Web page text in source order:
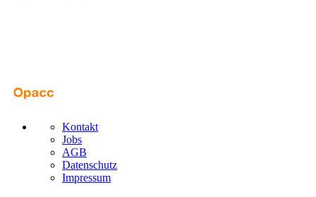
Kontakt
Jobs
AGB
Datenschutz
Impressum